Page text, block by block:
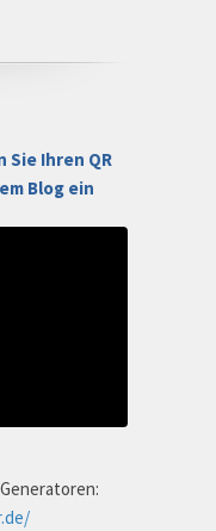
Ihren QR
Blog ein